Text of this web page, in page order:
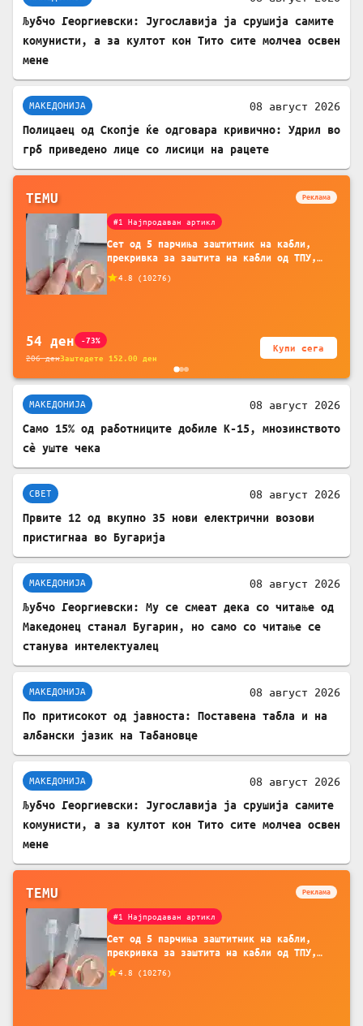
Љубчо Георгиевски: Југославија ја срушија самите
комунисти, а за култот кон Тито сите молчеа освен
мене
МАКЕДОНИЈА 08 август 2026
Полицаец од Скопје ќе одговара кривично: Удрил во
грб приведено лице со лисици на рацете
TEMU Реклама
#1 Најпродаван артикл
Сет од 5 парчиња заштитник на кабли,
прекривка за заштита на кабли од ТПУ,
батерија, за мобилни телефони, комплет
4.8 ( 10276)
54 ден -73%
206денЗаштедете 152.00 ден
Купи сега
МАКЕДОНИЈА 08 август 2026
Само 15% од работниците добиле К-15, мнозинството
сè уште чека
СВЕТ 08 август 2026
Првите 12 од вкупно 35 нови електрични возови
пристигнаа во Бугарија
МАКЕДОНИЈА 08 август 2026
Љубчо Георгиевски: Му се смеат дека со читање од
Македонец станал Бугарин, но само со читање се
станува интелектуалец
МАКЕДОНИЈА 08 август 2026
По притисокот од јавноста: Поставена табла и на
албански јазик на Табановце
МАКЕДОНИЈА 08 август 2026
Љубчо Георгиевски: Југославија ја срушија самите
комунисти, а за култот кон Тито сите молчеа освен
мене
TEMU Реклама
#1 Најпродаван артикл
Сет од 5 парчиња заштитник на кабли,
прекривка за заштита на кабли од ТПУ,
батерија, за мобилни телефони, комплет
4.8 ( 10276)